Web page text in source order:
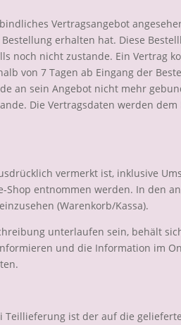
Vertragsangebot
erhalten hat. Diese
noch nicht zustande. Ein Vertrag
von 7 Tagen ab Eingang der
an sein Angebot nicht mehr
Die Vertragsdaten werden
vermerkt ist, inklusive
entnommen werden. In den
(Warenkorb/Kassa).
unterlaufen sein, behält
und die Information im
ist der auf die